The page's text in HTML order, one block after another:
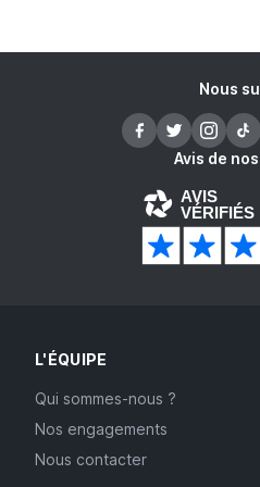
Nous
Avis de
AVIS
VÉRIFIÉS
L'ÉQUIPE
Qui sommes-nous ?
Nos engagements
Nous contacter